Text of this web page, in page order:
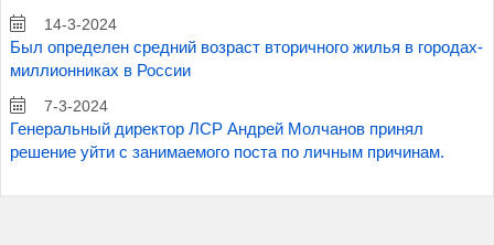
14-3-2024
Был определен средний возраст вторичного жилья в городах-
миллионниках в России
7-3-2024
Генеральный директор ЛСР Андрей Молчанов принял
решение уйти с занимаемого поста по личным причинам.